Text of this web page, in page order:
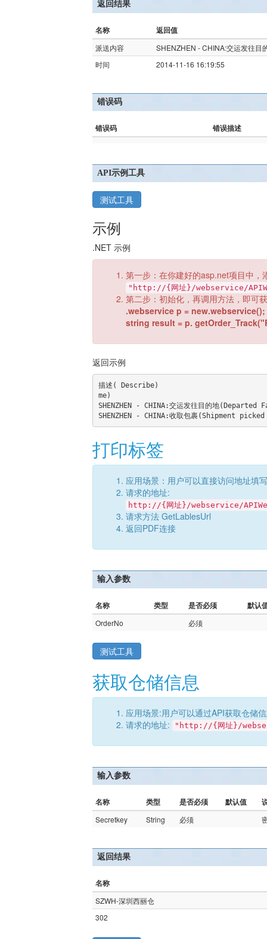
返回结果
名称 返回值
派送内容
SHENZHEN - CHINA:交运发往目
时间
2014-11-16 16:19:55
错误码
错误码 错误描述
API示例工具
测试工具
示例
.NET 示例
第一步：在你建好的asp.net项目中
"http://{网址}/webservice/
第二步：初始化，再调用方法，即可
.webservice p = new.webservice();
string result = p.
返回示例
描述( Describe)	                                                 最后投递时间(the last delivery ti
me)
SHENZHEN - CHINA:交运发往目的地
打印标签
应用场景：用户可以直接访问地址填
请求的地址:
http://{网址}/webservice/
请求方法 GetLablesUrl
返回PDF连接
输入参数
名称 类型 是否必须 默认
OrderNo 必须
测试工具
获取仓储信息
应用场景:用户可以通过API获取仓储
请求的地址:
"http://{网址}/
输入参数
名称 类型 是否必须 默认值
Secretkey String 必须
返回结果
名称
SZWH-深圳西丽仓
302